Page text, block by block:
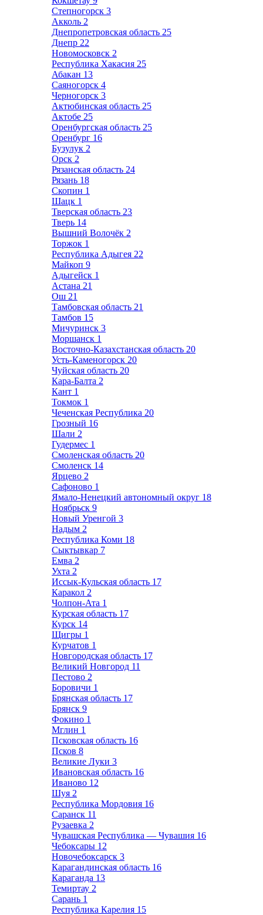
Степногорск 3
Акколь 2
Днепропетровская область 25
Днепр 22
Новомосковск 2
Республика Хакасия 25
Абакан 13
Саяногорск 4
Черногорск 3
Актюбинская область 25
Актобе 25
Оренбургская область 25
Оренбург 16
Бузулук 2
Орск 2
Рязанская область 24
Рязань 18
Скопин 1
Шацк 1
Тверская область 23
Тверь 14
Вышний Волочёк 2
Торжок 1
Республика Адыгея 22
Майкоп 9
Адыгейск 1
Астана 21
Ош 21
Тамбовская область 21
Тамбов 15
Мичуринск 3
Моршанск 1
Восточно-Казахстанская область 20
Усть-Каменогорск 20
Чуйская область 20
Кара-Балта 2
Кант 1
Токмок 1
Чеченская Республика 20
Грозный 16
Шали 2
Гудермес 1
Смоленская область 20
Смоленск 14
Ярцево 2
Сафоново 1
Ямало-Ненецкий автономный округ 18
Ноябрьск 9
Новый Уренгой 3
Надым 2
Республика Коми 18
Сыктывкар 7
Емва 2
Ухта 2
Иссык-Кульская область 17
Каракол 2
Чолпон-Ата 1
Курская область 17
Курск 14
Щигры 1
Курчатов 1
Новгородская область 17
Великий Новгород 11
Пестово 2
Боровичи 1
Брянская область 17
Брянск 9
Фокино 1
Мглин 1
Псковская область 16
Псков 8
Великие Луки 3
Ивановская область 16
Иваново 12
Шуя 2
Республика Мордовия 16
Саранск 11
Рузаевка 2
Чувашская Республика — Чувашия 16
Чебоксары 12
Новочебоксарск 3
Карагандинская область 16
Караганда 13
Темиртау 2
Сарань 1
Республика Карелия 15